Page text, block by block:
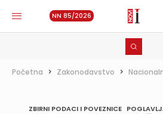
NN 85/2026
Početna > Zakonodavstvo >
ZBIRNI PODACI I POVEZNICE